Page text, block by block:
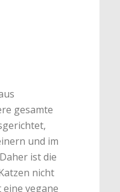
gesamte
und im
ist die
nicht
vegane